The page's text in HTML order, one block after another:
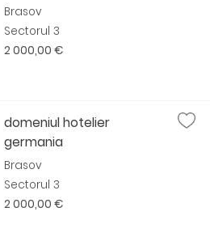
Brasov
Sectorul 3
2 000,00 €
domeniul hotelier
germania
Brasov
Sectorul 3
2 000,00 €